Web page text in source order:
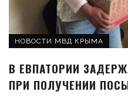
НОВОСТИ МВД КРЫМА
В ЕВПАТОРИИ
ПРИ ПОЛУЧЕНИИ